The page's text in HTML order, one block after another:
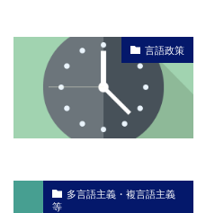
言語政策
多言語主義・複言語主義
等